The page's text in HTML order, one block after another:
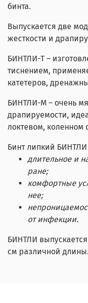
бинта.
Выпускается две
жесткости и
БИНТЛИ-Т –
тиснением,
катетеров,
БИНТЛИ-М – очень
драпируемости,
локтевом, коленном
Бинт липкий БИНТЛИ
длительное и
ране;
комфортные
нее;
от инфекции.
БИНТЛИ
см различной длины.